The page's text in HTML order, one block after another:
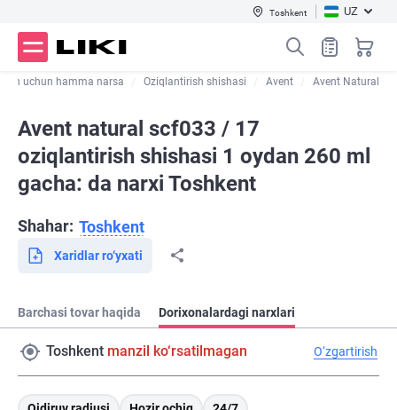
Toshkent UZ
uchun hamma narsa Oziqlantirish shishasi Avent Avent Natural
Avent natural scf033 / 17
oziqlantirish shishasi 1 oydan 260 ml
gacha: da narxi Toshkent
Shahar: Toshkent
Xaridlar ro‘yxati
Barchasi tovar haqida Dorixonalardagi narxlari
Toshkent manzil ko‘rsatilmagan O‘zgartirish